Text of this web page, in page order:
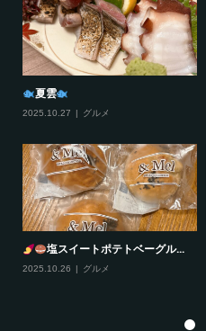
夏雲
2025.10.27 グルメ
塩スイートポテトベーグル...
2025.10.26 グルメ